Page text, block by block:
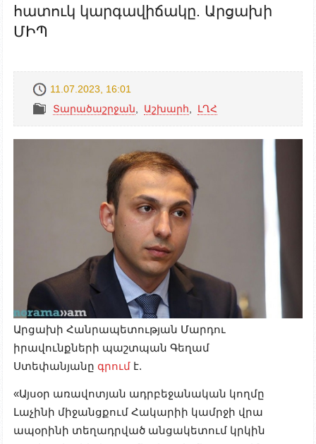
հատուկ կարգավիճակը. Արցախի
ՄԻՊ
11.07.2023, 16:01
Տարածաշրջան
Աշխարհ ԼՂՀ
Արցախի Հանրապետության Մարդու
իրավունքների պաշտպան Գեղամ
Ստեփանյանը գրում է.
«Այսօր առավոտյան ադրբեջանական կողմը
Լաչինի միջանցքում Հակարիի կամրջի վրա
ապօրինի տեղադրված անցակետում կրկին